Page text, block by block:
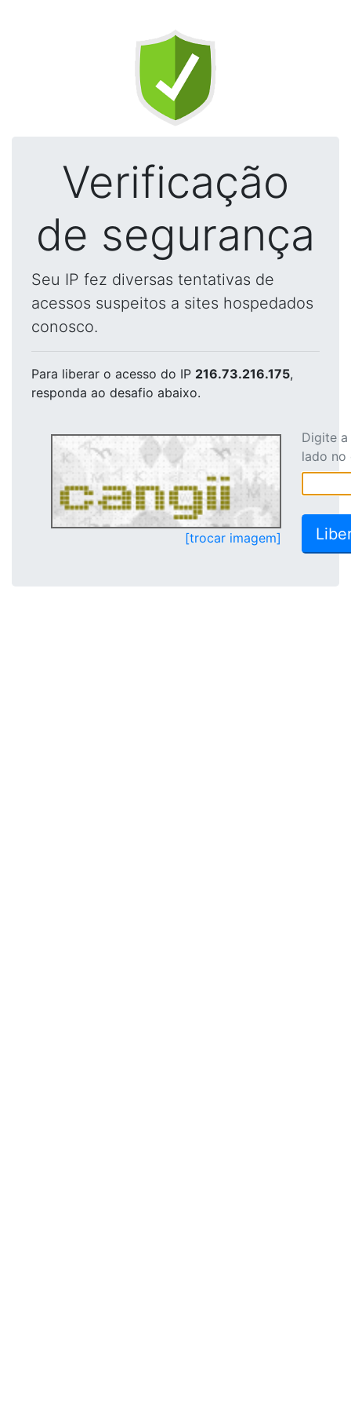
Verificação
de segurança
Seu IP fez diversas tentativas de
acessos suspeitos a sites hospedados
conosco.
Para liberar o acesso do IP 216.73.216.175,
responda ao desafio abaixo.
[trocar imagem]
Digite
lado no